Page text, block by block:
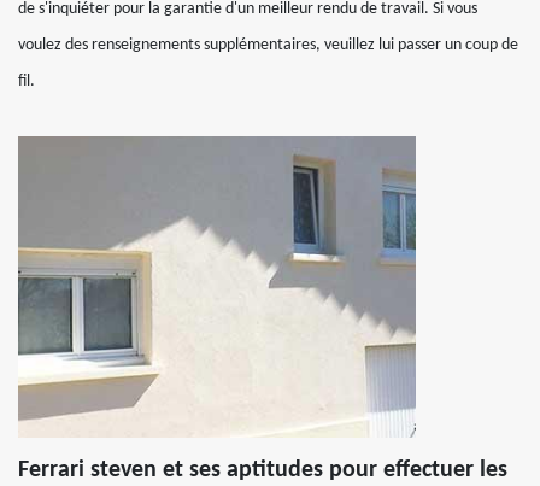
de s'inquiéter pour la garantie d'un meilleur rendu de travail. Si vous
voulez des renseignements supplémentaires, veuillez lui passer un coup de
fil.
Ferrari steven et ses aptitudes pour effectuer les